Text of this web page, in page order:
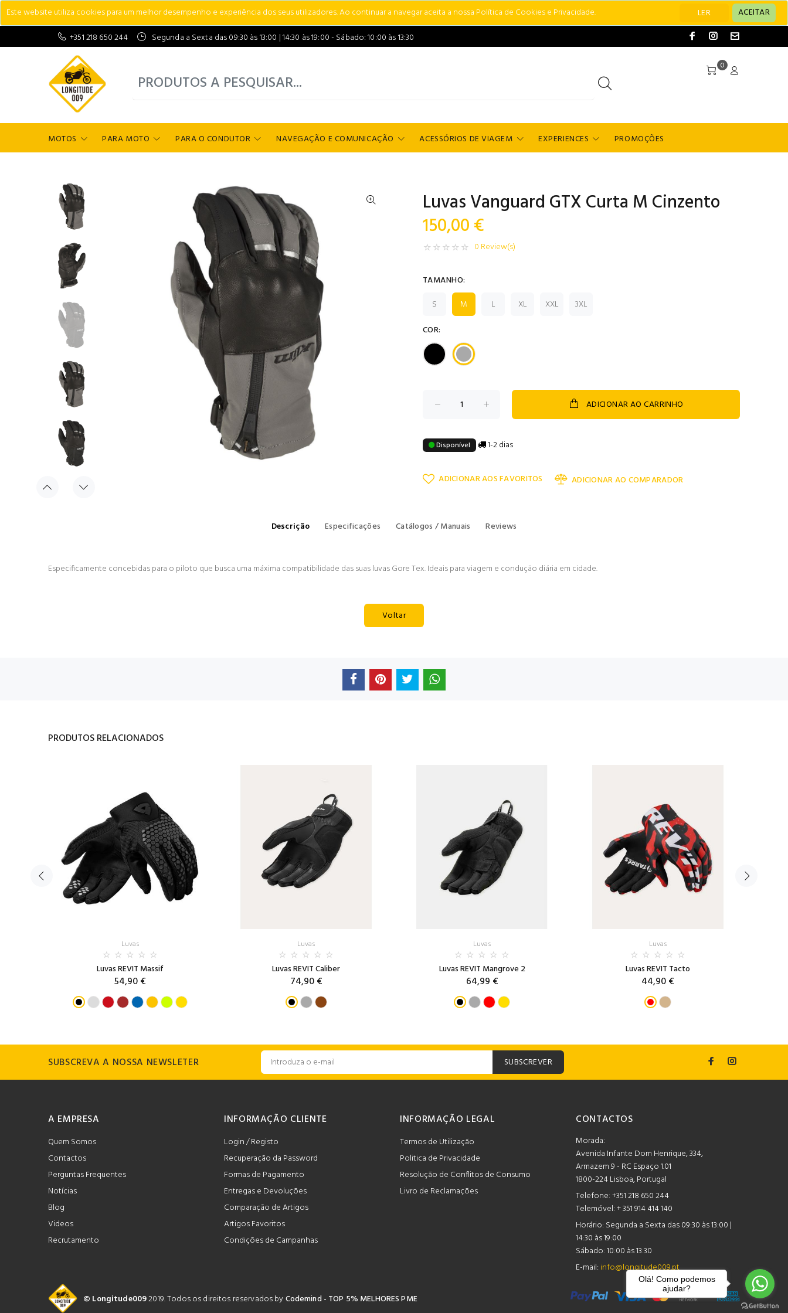
Este website utiliza cookies para um melhor desempenho e experiência dos seus utilizadores. Ao continuar a navegar aceita a nossa Política de Cookies e Privacidade. LER
ACEITAR
+351 218 650 244
Segunda a Sexta das 09:30 às 13:00 | 14:30 às 19:00 - Sábado: 10:00 às 13:30
0
MOTOS PARA MOTO PARA O CONDUTOR NAVEGAÇÃO E COMUNICAÇÃO ACESSÓRIOS DE VIAGEM EXPERIENCES PROMOÇÕES
Luvas Vanguard GTX Curta M Cinzento
150,00 €
0 Review(s)
TAMANHO:
S
M L XL XXL
3XL
COR:
ADICIONAR AO CARRINHO
Disponível 1-2 dias
ADICIONAR AOS FAVORITOS ADICIONAR AO COMPARADOR
Descrição Especificações Catálogos / Manuais Reviews
Especificamente concebidas para o piloto que busca uma máxima compatibilidade das suas luvas Gore Tex. Ideais para viagem e condução diária em cidade.
Voltar
PRODUTOS RELACIONADOS
Luvas
Luvas REVIT Massif
54,90 €
Luvas
Luvas REVIT Caliber
74,90 €
Luvas
Luvas REVIT Mangrove 2
64,99 €
Luvas
Luvas REVIT Tacto
44,90 €
SUBSCREVA A NOSSA NEWSLETER SUBSCREVER
A EMPRESA
Quem Somos
Contactos
Perguntas Frequentes
Notícias
Blog
Videos
Recrutamento
INFORMAÇÃO CLIENTE
Login / Registo
Recuperação da Password
Formas de Pagamento
Entregas e Devoluções
Comparação de Artigos
Artigos Favoritos
Condições de Campanhas
INFORMAÇÃO LEGAL
Termos de Utilização
Politica de Privacidade
Resolução de Conflitos de Consumo
Livro de Reclamações
CONTACTOS
Morada:
Avenida Infante Dom Henrique, 334,
Armazem 9 - RC Espaço 1.01
1800-224 Lisboa, Portugal
Telefone:+351 218 650 244
Telemóvel: + 351 914 414 140
Horário: Segunda a Sexta das 09:30 às 13:00 |
14:30 às 19:00
Sábado: 10:00 às 13:30
E-mail: info@longitude009.pt
© Longitude0092019. Todos os direitos reservados byCodemind - TOP 5% MELHORES PME
Olá! Como podemos
ajudar?